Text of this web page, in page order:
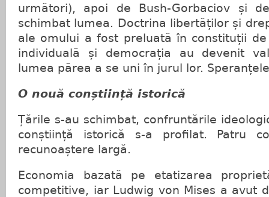
următori), apoi de Bush-Gorbaciov și
schimbat lumea. Doctrina libertăților și
ale omului a fost preluată în constituții
individuală și democrația au devenit
lumea părea a se uni în jurul lor.
O nouă conștiință istorică
Țările s-au schimbat, confruntările
conștiință istorică s-a profilat. Patru
recunoaștere largă.
Economia bazată pe etatizarea
competitive, iar Ludwig von Mises a avut